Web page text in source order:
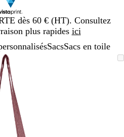
dès 60 € (HT). Consultez
plus rapides ici
SacsSacs en toile
zoomable
au
minimum
pour
développer
les
touches
plus
et
moins
pour
zoomer